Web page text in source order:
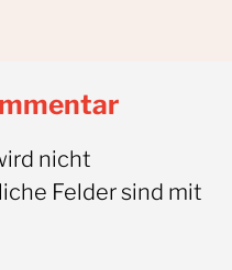
nicht
Felder sind mit